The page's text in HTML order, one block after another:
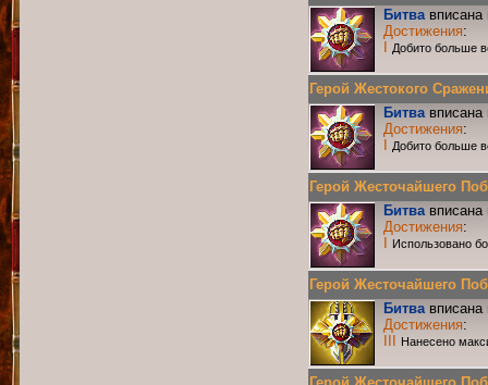
Битвавписана
Достижения:
Добито больше
Герой Жестокого
Битвавписана
Достижения:
Добито больше
Герой Жесточайшего
Битвавписана
Достижения:
Использовано
Герой Жесточайшего
Битвавписана
Достижения:
Нанесено